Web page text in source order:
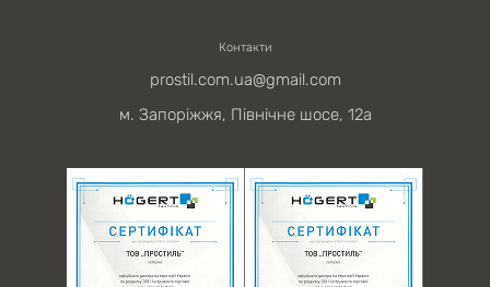
Контакти
prostil.com.ua@gmail.com
м. Запоріжжя, Північне шосе, 12а